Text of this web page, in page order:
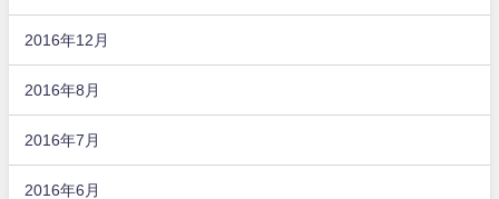
2016年12月
2016年8月
2016年7月
2016年6月